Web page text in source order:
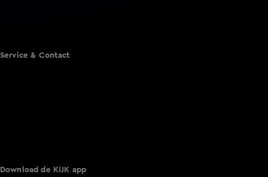
Service & Contact
Download de KIJK app